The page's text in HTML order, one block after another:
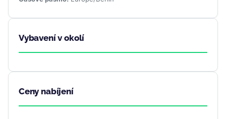
Vybavení v okolí
Ceny nabíjení